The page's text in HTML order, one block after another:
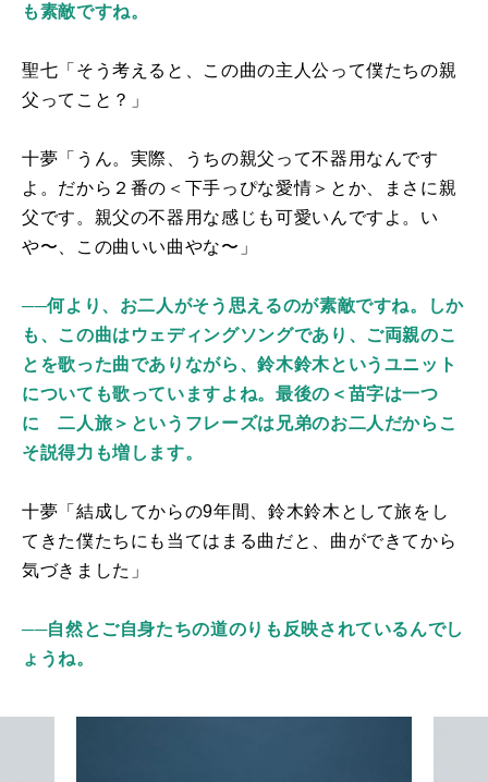
も素敵ですね。
聖七「そう考えると、この曲の主人公って僕たちの親
父ってこと？」
十夢「うん。実際、うちの親父って不器用なんです
よ。だから２番の＜下⼿っぴな愛情＞とか、まさに親
父です。親父の不器用な感じも可愛いんですよ。い
や〜、この曲いい曲やな〜」
──何より、お二人がそう思えるのが素敵ですね。しか
も、この曲はウェディングソングであり、ご両親のこ
とを歌った曲でありながら、鈴木鈴木というユニット
についても歌っていますよね。最後の＜苗字は⼀つ
に ⼆⼈旅＞というフレーズは兄弟のお二人だからこ
そ説得力も増します。
十夢「結成してからの9年間、鈴木鈴木として旅をし
てきた僕たちにも当てはまる曲だと、曲ができてから
気づきました」
──自然とご自身たちの道のりも反映されているんでし
ょうね。